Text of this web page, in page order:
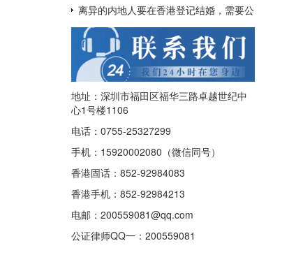
已经去世及申请注销其香港身份证
离异的内地人要在香港登记结婚，需要公
证香港离婚绝对判令吗？
地址：深圳市福田区福华三路卓越世纪中
心1号楼1106
电话：0755-25327299
手机：15920002080（微信同号）
香港固话：852-92984083
香港手机：852-92984213
电邮：200559081@qq.com
公证律师QQ一： 200559081